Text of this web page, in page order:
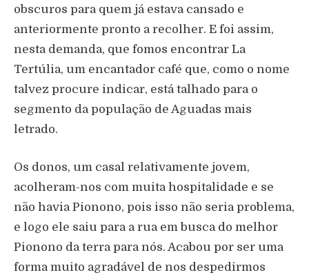
obscuros para quem já estava cansado e
anteriormente pronto a recolher. E foi assim,
nesta demanda, que fomos encontrar La
Tertúlia, um encantador café que, como o nome
talvez procure indicar, está talhado para o
segmento da população de Aguadas mais
letrado.
Os donos, um casal relativamente jovem,
acolheram-nos com muita hospitalidade e se
não havia Pionono, pois isso não seria problema,
e logo ele saiu para a rua em busca do melhor
Pionono da terra para nós. Acabou por ser uma
forma muito agradável de nos despedirmos